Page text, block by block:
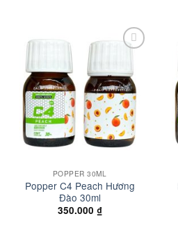
POPPER 30ML
Popper C4 Peach Hương
Đào 30ml
350.000 ₫